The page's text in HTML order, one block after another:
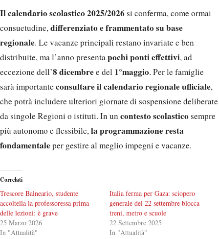
Il calendario scolastico 2025/2026si conferma, come ormai
consuetudine,differenziato e frammentato su base
regionale. Le vacanze principali restano invariate e ben
distribuite, ma l’anno presentapochi ponti effettivi, ad
eccezione dell’8 dicembree del 1°maggio. Per le famiglie
sarà importanteconsultare il calendario regionale ufficiale,
che potrà includere ulteriori giornate di sospensione deliberate
da singole Regioni o istituti. In uncontesto scolasticosempre
più autonomo e flessibile,la programmazione resta
fondamentaleper gestire al meglio impegni e vacanze.
Correlati
Trescore Balneario, studente
accoltella la professoressa prima
delle lezioni: è grave
25 Marzo 2026
In "Attualità"
Italia ferma per Gaza: sciopero
generale del 22 settembre blocca
treni, metro e scuole
22 Settembre 2025
In "Attualità"